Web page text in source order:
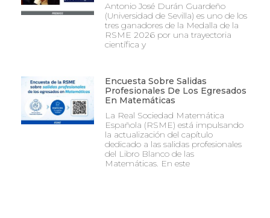
Antonio José Durán Guardeño
(Universidad de Sevilla) es uno de los
tres ganadores de la Medalla de la
RSME 2026 por una trayectoria
científica y
Encuesta Sobre Salidas
Profesionales De Los Egresados
En Matemáticas
La Real Sociedad Matemática
Española (RSME) está impulsando
la actualización del capítulo
dedicado a las salidas profesionales
del Libro Blanco de las
Matemáticas. En este